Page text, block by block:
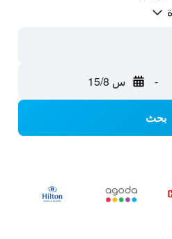
- س 15/8
بحث